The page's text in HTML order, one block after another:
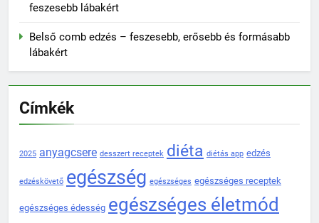
feszesebb lábakért
Belső comb edzés – feszesebb, erősebb és formásabb
lábakért
Címkék
2025 anyagcsere desszert receptek diéta diétás app edzés
edzéskövető egészség egészséges egészséges receptek
egészséges édesség egészséges életmód